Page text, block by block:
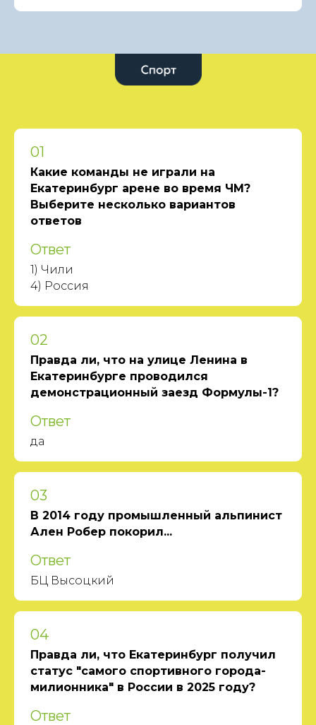
01
Какие команды не играли на
Екатеринбург арене во время ЧМ?
Выберите несколько вариантов
ответов
Ответ
1) Чили
4) Россия
02
Правда ли, что на улице Ленина в
Екатеринбурге проводился
демонстрационный заезд Формулы-1?
Ответ
да
03
В 2014 году промышленный альпинист
Ален Робер покорил...
Ответ
БЦ Высоцкий
04
Правда ли, что Екатеринбург получил
статус "самого спортивного города-
милионника" в России в 2025 году?
Ответ